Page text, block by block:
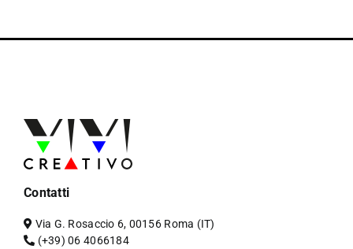
Contatti
Via G. Rosaccio 6, 00156 Roma (IT)
(+39) 06 4066184